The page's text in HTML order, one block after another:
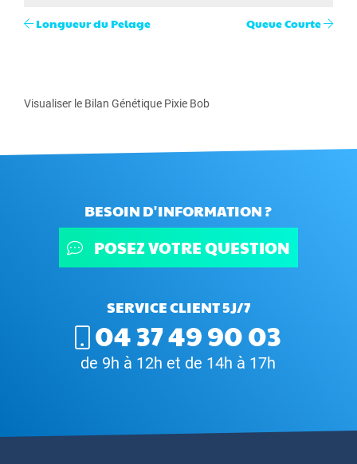
Longueur du Pelage Queue Courte
Visualiser le Bilan Génétique Pixie Bob
BESOIN D'INFORMATION ?
POSEZ VOTRE QUESTION
SERVICE CLIENT 5J/7
04 37 49 90 03
de 9h à 12h et de 14h à 17h